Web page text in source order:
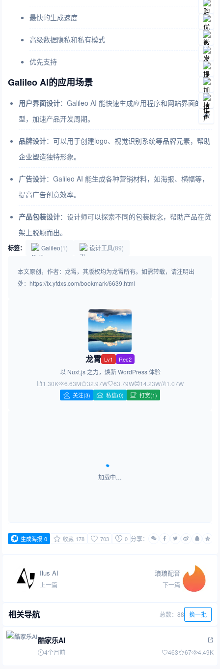
最快的生成速度
高级数据隐私和私有模式
优先支持
Galileo AI的应用场景
用户界面设计：Galileo AI 能快速生成应用程序和网站界面的原
型，加速产品开发周期。
品牌设计：可以用于创建logo、视觉识别系统等品牌元素，帮助
企业塑造独特形象。
广告设计：Galileo AI 能生成各种营销材料，如海报、横幅等，
提高广告创意效率。
产品包装设计：设计师可以探索不同的包装概念，帮助产品在货
架上脱颖而出。
标签： Galileo(1) 设计工具(89)
本文原创，作者：龙霄，其版权均为龙霄所有。如需转载，请注明出
处：https://lx.yfdxs.com/bookmark/6639.html
龙霄 Lv1 Rec2
以 Nuxt.js 之力，焕新 WordPress 体验
1.30K
6.63M 32.97W 63.79W 14.23W 1.07W
关注(3) 私信(0) 打赏(1)
加载中…
生成海报 0 收藏 178 703 0 分享：
Ilus AI
上一篇
琅琅配音
下一篇
相关导航 总数：88 换一批
酷家乐AI
4个月前 463 67 4.49K